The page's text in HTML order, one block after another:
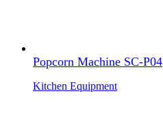
Popcorn Machine SC-P04
Kitchen Equipment